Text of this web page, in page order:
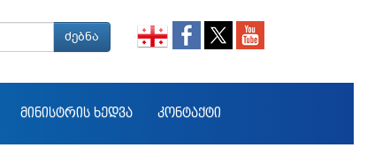
ძებნა
ᲛᲘᲜᲘᲡᲢᲠᲘᲡ ᲮᲔᲓᲕᲐ ᲙᲝᲜᲢᲐᲥᲢᲘ